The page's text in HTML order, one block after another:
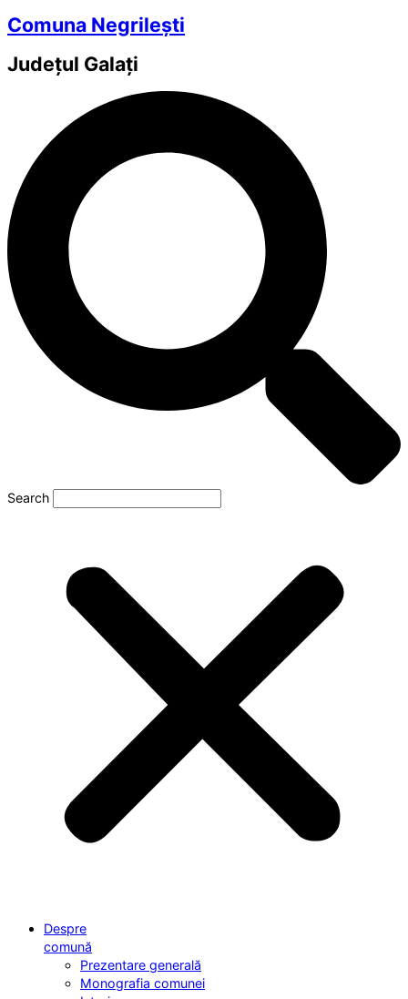
Comuna Negrilești
Județul Galați
Search
Despre
comună
Prezentare generală
Monografia comunei